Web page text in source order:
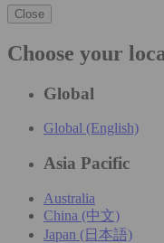
Close
Choose your
Global
Global (English)
Asia Pacific
Australia
China (中文)
Japan (日本語)